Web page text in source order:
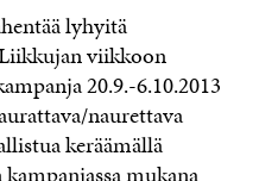
lyhyitä
viikkoon
20.9.-6.10.2013
naurettava
keräämällä